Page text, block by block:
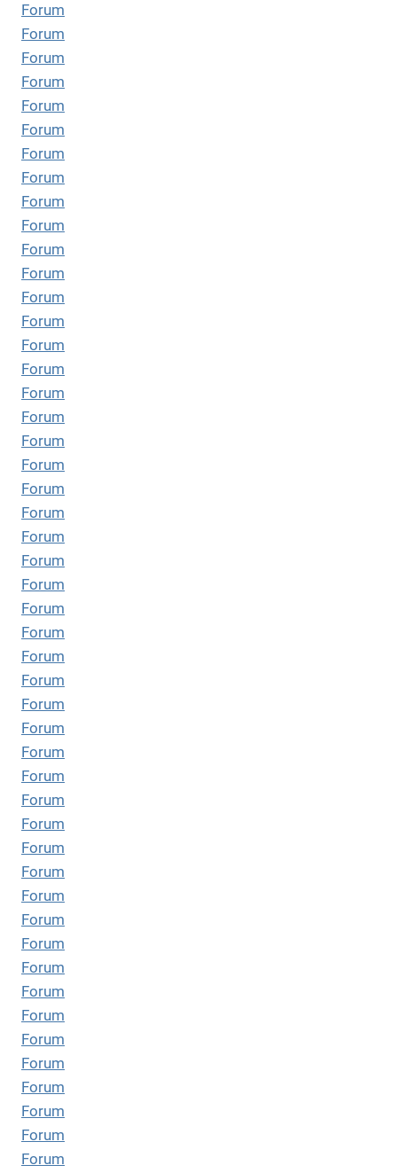
Forum
Forum
Forum
Forum
Forum
Forum
Forum
Forum
Forum
Forum
Forum
Forum
Forum
Forum
Forum
Forum
Forum
Forum
Forum
Forum
Forum
Forum
Forum
Forum
Forum
Forum
Forum
Forum
Forum
Forum
Forum
Forum
Forum
Forum
Forum
Forum
Forum
Forum
Forum
Forum
Forum
Forum
Forum
Forum
Forum
Forum
Forum
Forum
Forum